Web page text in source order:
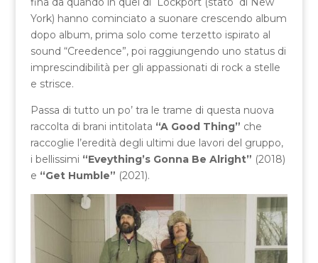
York) hanno cominciato a suonare crescendo album
dopo album, prima solo come terzetto ispirato al
sound “Creedence”, poi raggiungendo uno status di
imprescindibilità per gli appassionati di rock a stelle
e strisce.
Passa di tutto un po’ tra le trame di questa nuova
raccolta di brani intitolata “A Good Thing” che
raccoglie l’eredità degli ultimi due lavori del gruppo,
i bellissimi “Eveything’s Gonna Be Alright” (2018)
e “Get Humble” (2021).